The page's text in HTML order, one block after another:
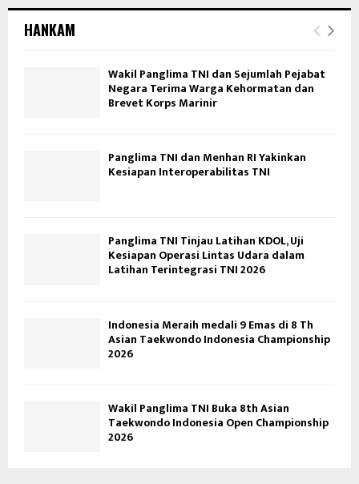
HANKAM
Wakil Panglima TNI dan Sejumlah Pejabat
Negara Terima Warga Kehormatan dan
Brevet Korps Marinir
Panglima TNI dan Menhan RI Yakinkan
Kesiapan Interoperabilitas TNI
Panglima TNI Tinjau Latihan KDOL, Uji
Kesiapan Operasi Lintas Udara dalam
Latihan Terintegrasi TNI 2026
Indonesia Meraih medali 9 Emas di 8 Th
Asian Taekwondo Indonesia Championship
2026
Wakil Panglima TNI Buka 8th Asian
Taekwondo Indonesia Open Championship
2026